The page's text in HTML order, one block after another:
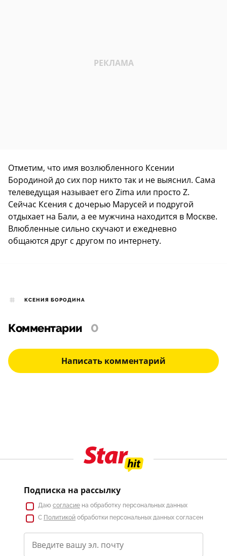
Отметим, что имя возлюбленного Ксении
Бородиной до сих пор никто так и не выяснил. Сама
телеведущая называет его Zima или просто Z.
Сейчас Ксения с дочерью Марусей и подругой
отдыхает на Бали, а ее мужчина находится в Москве.
Влюбленные сильно скучают и ежедневно
общаются друг с другом по интернету.
КСЕНИЯ БОРОДИНА
Комментарии 0
Написать комментарий
Подписка на рассылку
Даю согласие на обработку персональных данных
С Политикой обработки персональных данных согласен